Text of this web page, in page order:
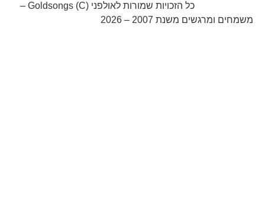
כל הזכויות שמורות לאולפני Goldsongs (C) –
משמחים ומרגשים משנת 2007 – 2026